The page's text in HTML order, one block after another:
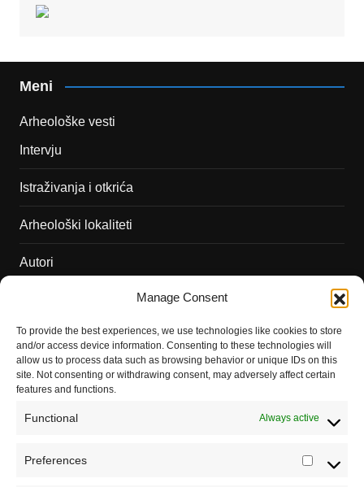
Manage Consent
To provide the best experiences, we use technologies like cookies to store
and/or access device information. Consenting to these technologies will
allow us to process data such as browsing behavior or unique IDs on this
site. Not consenting or withdrawing consent, may adversely affect certain
features and functions.
Functional Always active
Preferences
Meni
Arheološke vesti
Intervju
Istraživanja i otkrića
Arheološki lokaliteti
Autori
Dešavanja
Kontakt
Misija sajta Sve o arheologiji